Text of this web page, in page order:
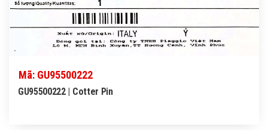
Mã: GU95500222
GU95500222 | Cotter Pin